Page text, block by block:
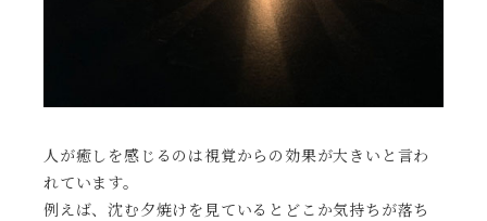
人が癒しを感じるのは視覚からの効果が大きいと言わ
れています。
例えば、沈む夕焼けを見ているとどこか気持ちが落ち